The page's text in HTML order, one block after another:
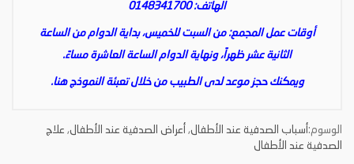
الهاتف: 0148341700
أوقات عمل المجمع: من السبت للخميس، بداية الدوام من الساعة
الثانية عشر ظهراً، ونهاية الدوام الساعة العاشرة مساءً.
ويمكنك حجز موعد لدى الطبيب من خلال تعبئة النموذجهنا.
الوسوم: أسباب الصدفية عند الأطفال, أعراض الصدفية عند الأطفال, علاج
الصدفية عند الأطفال